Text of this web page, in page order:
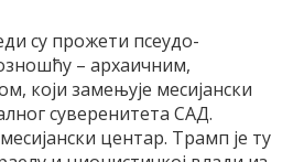
су прожети псеудо-
– архаичним,
који замењује месијански
суверенитета САД.
центар. Трамп је ту